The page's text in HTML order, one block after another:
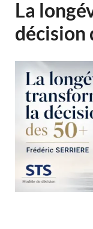
La
décision